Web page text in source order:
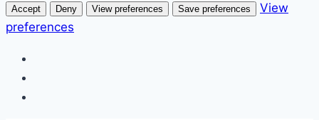
Accept Deny View preferences Save preferences
View
preferences